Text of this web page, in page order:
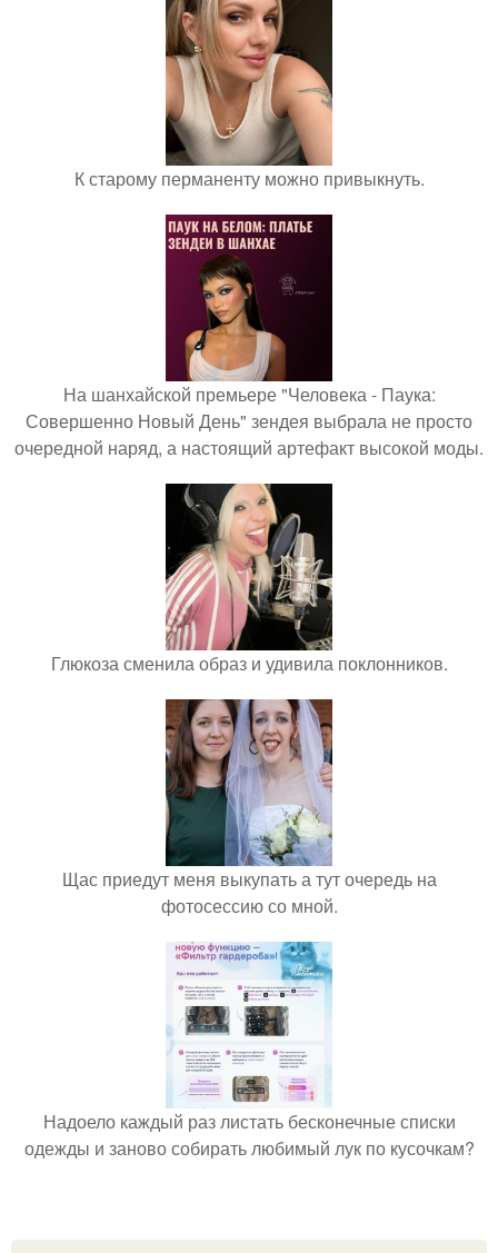
К старому перманенту можно привыкнуть.
На шанхайской премьере "Человека - Паука:
Совершенно Новый День" зендея выбрала не просто
очередной наряд, а настоящий артефакт высокой моды.
Глюкоза сменила образ и удивила поклонников.
Щас приедут меня выкупать а тут очередь на
фотосессию со мной.
Надоело каждый раз листать бесконечные списки
одежды и заново собирать любимый лук по кусочкам?